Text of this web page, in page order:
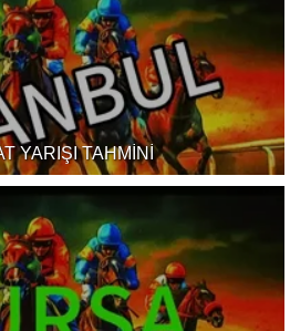
YARIŞI TAHMİNİ